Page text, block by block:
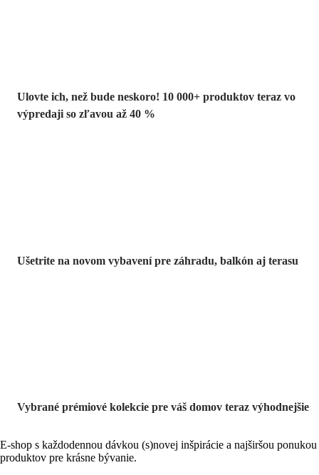
Ulovte ich, než bude neskoro! 10 000+ produktov teraz vo
výpredaji so zľavou až 40 %
Ušetrite na novom vybavení pre záhradu, balkón aj terasu
Vybrané prémiové kolekcie pre váš domov teraz výhodnejšie
E-shop s každodennou dávkou (s)novej inšpirácie a najširšou ponukou
produktov pre krásne bývanie.